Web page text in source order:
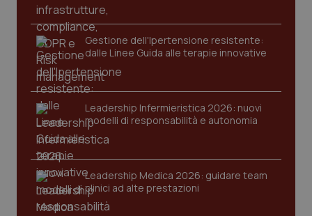
Gestione dell'Ipertensione resistente:
dalle Linee Guida alle terapie innovative
Leadership Infermieristica 2026: nuovi
modelli di responsabilità e autonomia
Leadership Medica 2026: guidare team
clinici ad alte prestazioni
tracking-sites-ironfish-
tracking-enable
www.quotidianosanita.it